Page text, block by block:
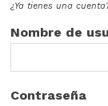
¿Ya tienes una
Nombre de
Contraseña